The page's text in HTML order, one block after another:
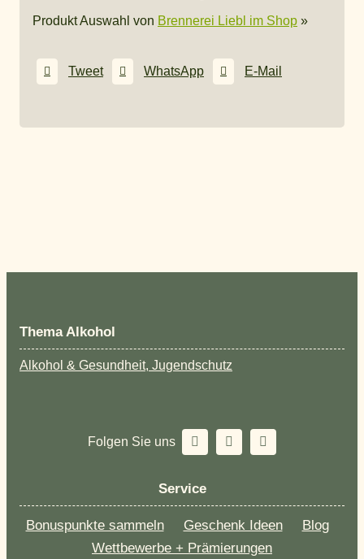
Produkt Auswahl von Brennerei Liebl im Shop »
Tweet WhatsApp E-Mail
Thema Alkohol
Alkohol & Gesundheit, Jugendschutz
Folgen Sie uns
Service
Bonuspunkte sammeln Geschenk Ideen
Blog
Wettbewerbe + Prämierungen